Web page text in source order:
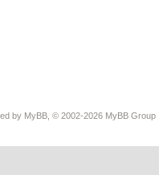
by MyBB , © 2002-2026 MyBB Group